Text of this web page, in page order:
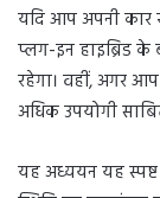
यदि आप अपनी कार
प्लग-इन हाइब्रिड
रहेगा। वहीं, अगर आप
अधिक उपयोगी
यह अध्ययन यह